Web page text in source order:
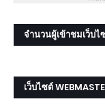
จำนวนผู้เข้าชมเว็บไ
เว็บไซต์